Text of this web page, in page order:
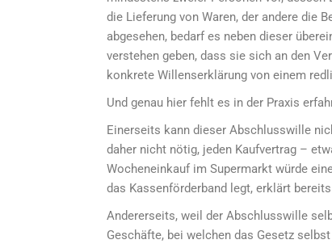
die Lieferung von Waren, der andere die
abgesehen, bedarf es neben dieser
verstehen geben, dass sie sich an den
konkrete Willenserklärung von einem
Und genau hier fehlt es in der Praxis
Einerseits kann dieser Abschlusswille
daher nicht nötig, jeden Kaufvertrag –
Wocheneinkauf im Supermarkt würde
das Kassenförderband legt, erklärt
Andererseits, weil der Abschlusswille
Geschäfte, bei welchen das Gesetz